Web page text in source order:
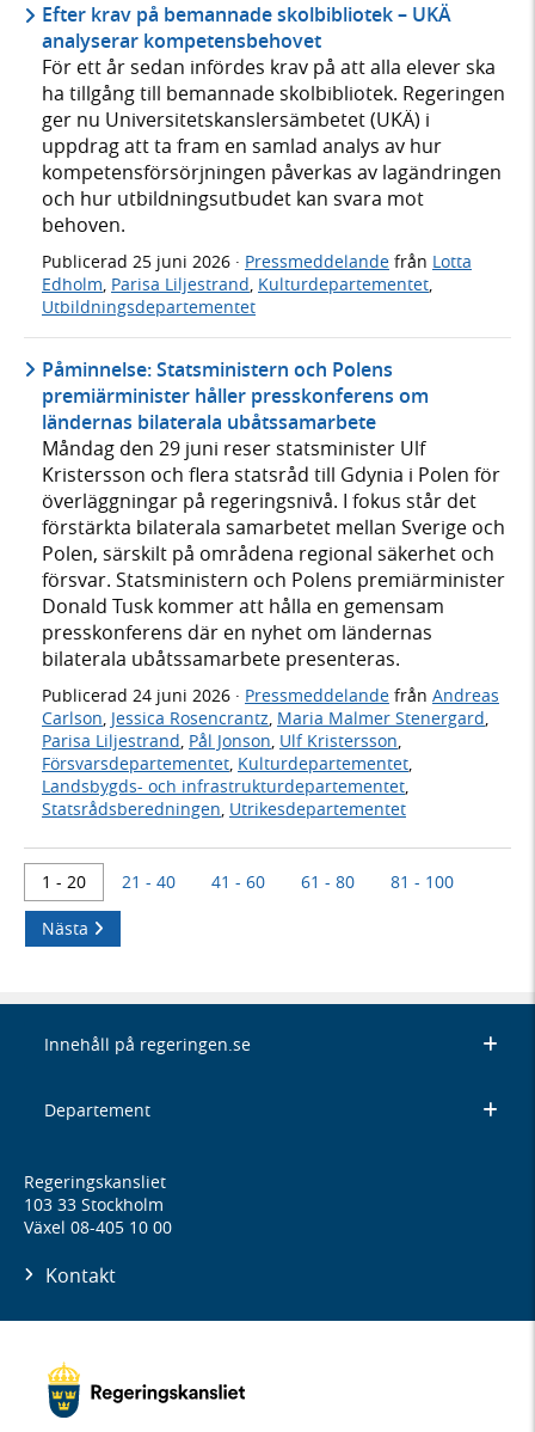
Efter krav på bemannade skolbibliotek – UKÄ
analyserar kompetensbehovet
För ett år sedan infördes krav på att alla elever ska
ha tillgång till bemannade skolbibliotek. Regeringen
ger nu Universitetskanslersämbetet (UKÄ) i
uppdrag att ta fram en samlad analys av hur
kompetensförsörjningen påverkas av lagändringen
och hur utbildningsutbudet kan svara mot
behoven.
Publicerad 25 juni 2026 · Pressmeddelande från Lotta
Edholm, Parisa Liljestrand, Kulturdepartementet,
Utbildningsdepartementet
Påminnelse: Statsministern och Polens
premiärminister håller presskonferens om
ländernas bilaterala ubåtssamarbete
Måndag den 29 juni reser statsminister Ulf
Kristersson och flera statsråd till Gdynia i Polen för
överläggningar på regeringsnivå. I fokus står det
förstärkta bilaterala samarbetet mellan Sverige och
Polen, särskilt på områdena regional säkerhet och
försvar. Statsministern och Polens premiärminister
Donald Tusk kommer att hålla en gemensam
presskonferens där en nyhet om ländernas
bilaterala ubåtssamarbete presenteras.
Publicerad 24 juni 2026 · Pressmeddelande från Andreas
Carlson, Jessica Rosencrantz, Maria Malmer Stenergard,
Parisa Liljestrand, Pål Jonson, Ulf Kristersson,
Försvarsdepartementet, Kulturdepartementet,
Landsbygds- och infrastrukturdepartementet,
Statsrådsberedningen, Utrikesdepartementet
1 - 20 21 - 40 41 - 60 61 - 80 81 - 100
Nästa
Innehåll på regeringen.se
Departement
Regeringskansliet
103 33 Stockholm
Växel 08-405 10 00
Kontakt